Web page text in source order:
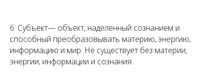
6. Субъект— объект, наделенный сознанием и
способный преобразовывать материю, энергию,
информацию и мир. Не существует без материи,
энергии, информации и сознания.